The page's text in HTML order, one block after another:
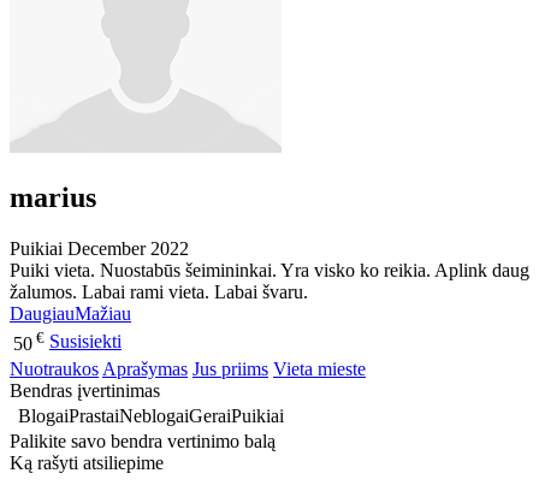
marius
Puikiai December 2022
Puiki vieta. Nuostabūs šeimininkai. Yra visko ko reikia. Aplink daug
žalumos. Labai rami vieta. Labai švaru.
DaugiauMažiau
50 € Susisiekti
Nuotraukos Aprašymas Jus priims Vieta mieste
Bendras įvertinimas
BlogaiPrastaiNeblogaiGeraiPuikiai
Palikite savo bendra vertinimo balą
Ką rašyti atsiliepime